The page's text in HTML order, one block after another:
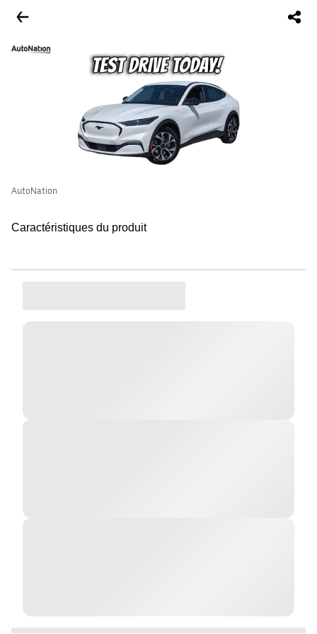
AutoNation
Caractéristiques du produit